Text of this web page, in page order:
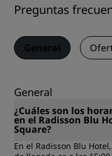
Preguntas
General
General
¿Cuáles son los
en el Radisson Blu
Square?
En el Radisson Blu